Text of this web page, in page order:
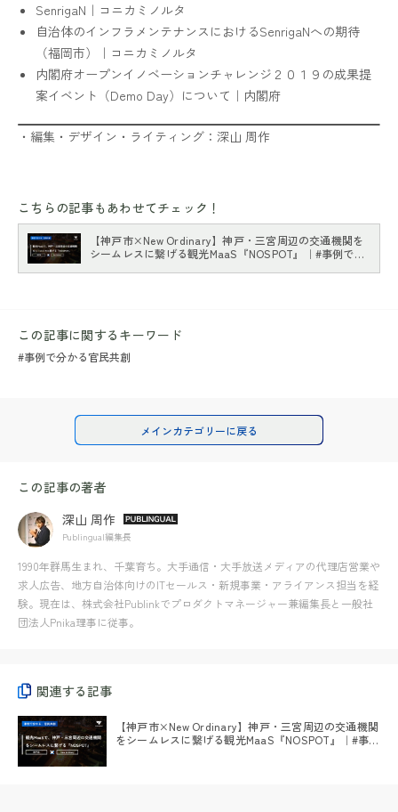
SenrigaN｜コニカミノルタ
自治体のインフラメンテナンスにおけるSenrigaNへの期待
（福岡市）｜コニカミノルタ
内閣府オープンイノベーションチャレンジ２０１９の成果提
案イベント（Demo Day）について｜内閣府
・編集・デザイン・ライティング：深山 周作
こちらの記事もあわせてチェック！
【神戸市×New Ordinary】神戸・三宮周辺の交通機関を
シームレスに繋げる観光MaaS『NOSPOT』｜#事例で分
この記事に関するキーワード
#事例で分かる官民共創
メインカテゴリーに戻る
この記事の著者
深山 周作
Publingual編集長
1990年群馬生まれ、千葉育ち。大手通信・大手放送メディアの代理店営業や
求人広告、地方自治体向けのITセールス・新規事業・アライアンス担当を経
験。現在は、株式会社Publinkでプロダクトマネージャー兼編集長と一般社
団法人Pnika理事に従事。
関連する記事
【神戸市×New Ordinary】神戸・三宮周辺の交通機関
をシームレスに繋げる観光MaaS『NOSPOT』｜#事例